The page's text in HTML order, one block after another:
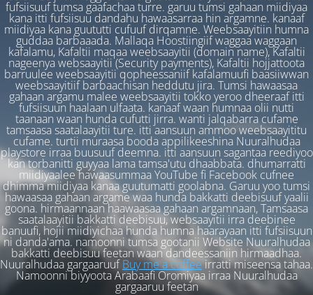
fufsiisuuf tumsa gaafachaa turre. garuu tumsi gahaan miidiyaa
kana itti fufsiisuu dandahu hawaasarraa hin argamne. kanaaf
miidiyaa kana guututti cufuuf dirqamne. Weebsaayitiin humna
guddaa barbaaada. Mallaqa Hoostiingiif waggaa waggaan
kafalamu, Kafaltii maqaa weebsaayitii (domain name), Kafaltii
nageenya websaayitii (Security payments), Kafaltii hojjattoota
barruulee weebsaayitii qopheessaniif kafalamuufi baasiiwwan
weebsaayitiif barbaachisan heddutu jira. Tumsi hawaasaa
gahaan argamu malee weebsaayitii tokko yeroo dheeraaf itti
fufsiisuun haalaan ulfaata. kanaaf waan humnaa olii nutti
taanaan waan hunda cufutti jirra. wanti jalqabarra cufame
tamsaasa saatalaayitii ture. itti aansuun ammoo weebsaayititu
cufame. turtii muraasa booda appilikeeshina Nuuralhudaa
playstore irraa buusuuf deemna. itti aansuun sagantaa reediyoo
kan torbanitti guyyaa lama tamsa'utu dhaabbata. dhumarratti
miidiyaalee hawaasummaa YouTube fi Facebook cufnee
dhimma miidiyaa kanaa guutumatti goolabna. Garuu yoo tumsi
hawaasaa gahaan argame waa hunda bakkatti deebisuuf yaalii
goona. hirmaannaan haawaasaa gahaan argamnaan, Tamsaasa
saatalaayitii bakkatti deebisuu, websaayitii irra deebinee
banuufi, hojii miidiyichaa hunda humna haarayaan itti fufsiisuun
ni danda'ama. namoonni tumsa gootanii Website Nuuralhudaa
bakkatti deebisuu feetan waan dandeessaniin hirmaadhaa.
Nuuralhudaa gargaaruufBuy me a coffeeirratti miseensa tahaa.
Namoonni biyyoota Arabaafi Oromiyaa irraa Nuuralhudaa
gargaaruu feetan